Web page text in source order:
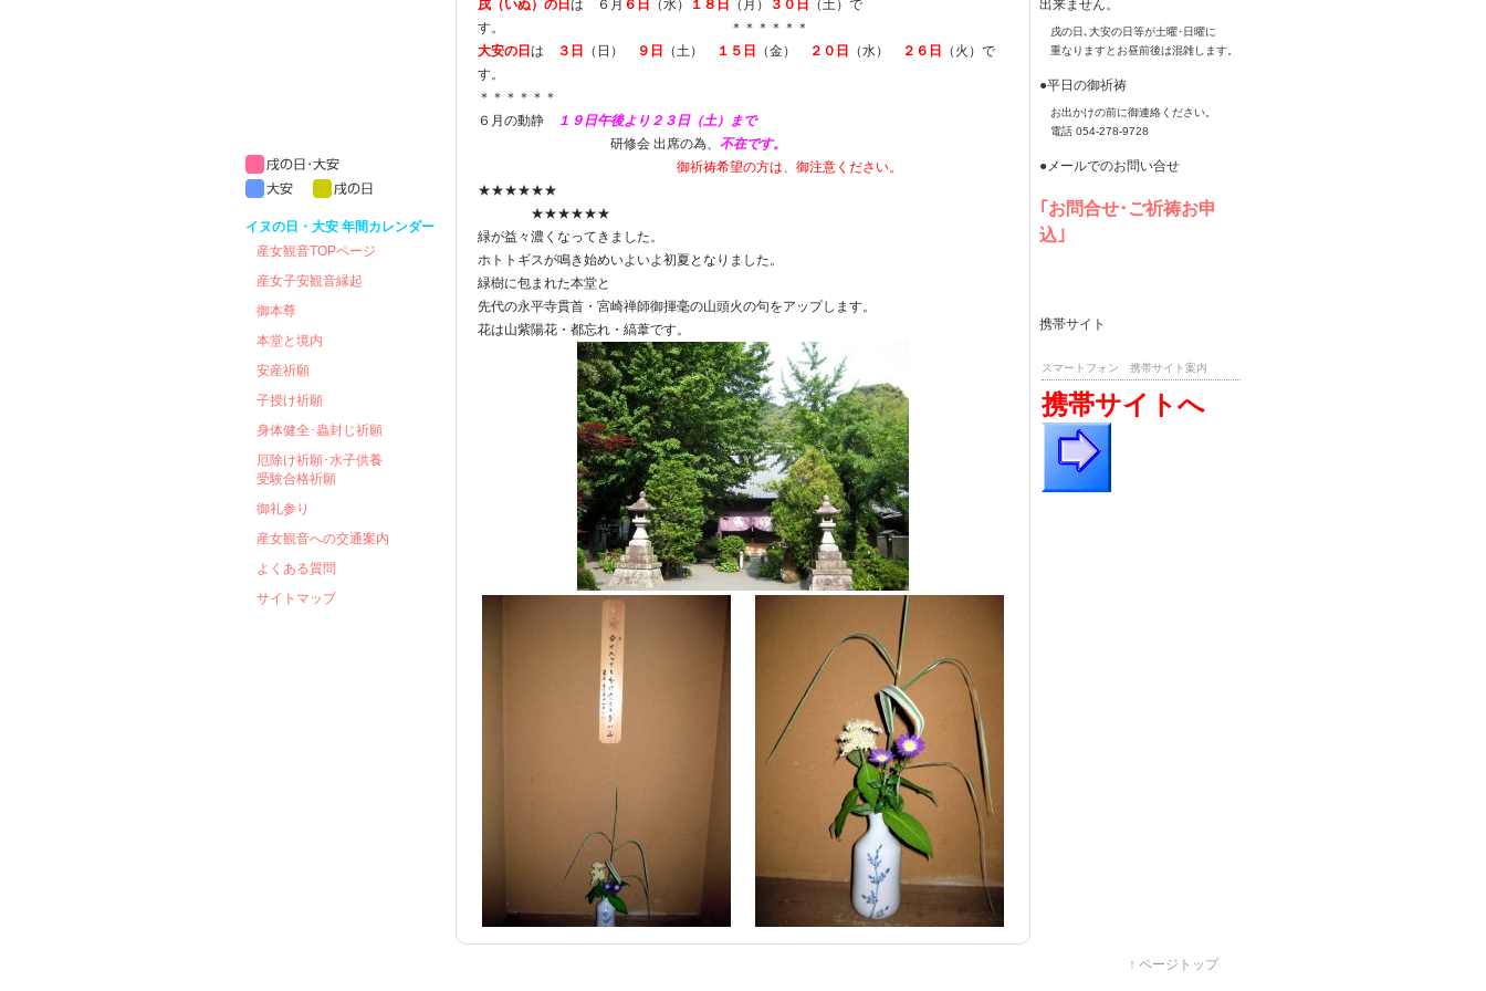
戌（いぬ）の日 は ６月 ６日 （水） １８日 （月） ３０日
（土）で
す。 ＊＊＊＊＊＊
大安の日 は ３日 （日） ９日 （土） １５日 （金） ２０日 （水） ２６日
（火）で
す。
＊＊＊＊＊＊
６月の動静
１９日午後より２３日（土）まで
研修会 出席の為、 不在です。
御祈祷希望の方は、御注意ください。
★★★★★★
★★★★★★
緑が益々濃くなってきました。
ホトトギスが鳴き始めいよいよ初夏となりました。
緑樹に包まれた本堂と
先代の永平寺貫首・宮崎禅師御揮毫の山頭火の句をアップします。
花は山紫陽花・都忘れ・縞葦です。
出来ません。
戌の日､大安の日等が土曜･日曜に
重なりますとお昼前後は混雑します。
●平日の御祈祷
お出かけの前に御連絡ください。
電話 054-278-9728
●メールでのお問い合せ
｢お問合せ･ご祈祷お申
込｣
携帯サイト
スマートフォン 携帯サイト案内
携帯サイトへ
イヌの日・大安 年間カレンダー
産女観音TOPページ
産女子安観音縁起
御本尊
本堂と境内
安産祈願
子授け祈願
身体健全･蟲封じ祈願
厄除け祈願･水子供養
受験合格祈願
御礼参り
産女観音への交通案内
よくある質問
サイトマップ
↑ ページトップ